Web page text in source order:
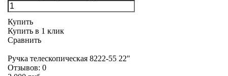
Купить
Купить в 1 клик
Сравнить
Ручка телескопическая 8222-55 22"
Отзывов: 0